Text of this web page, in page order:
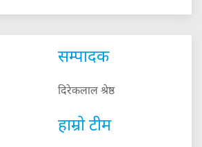
सम्पादक
दिरेकलाल श्रेष्ठ
हाम्रो टीम